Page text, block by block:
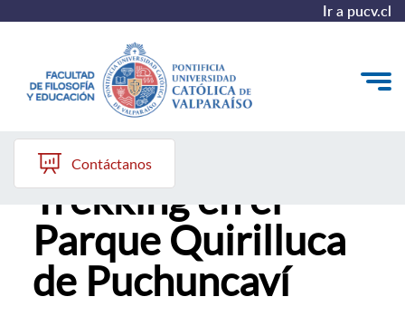
Ir a pucv.cl
Quiénes somos
Líneas de trabajo 2025-2028
Historia
Proyecto Conocimientos 2030
Contáctanos
Jornada de
Trekking en el
Parque Quirilluca
de Puchuncaví